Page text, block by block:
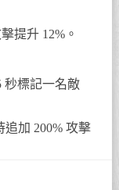
提升 12%。
秒標記一名敵
加 200% 攻擊